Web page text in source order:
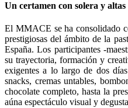
Un certamen con solera y altas
El MMACE se ha consolidado
prestigiosas del ámbito de la
España. Los participantes -
su trayectoria, formación y
exigentes a lo largo de dos
snacks, cremas untables,
chocolate completo, hasta la
aúna espectáculo visual y